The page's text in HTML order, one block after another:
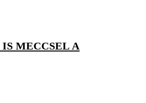
MECCSEL A